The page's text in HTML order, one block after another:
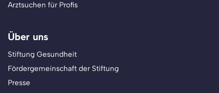
Arztsuchen für Profis
Über uns
Stiftung Gesundheit
Fördergemeinschaft der Stiftung
Presse